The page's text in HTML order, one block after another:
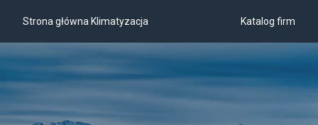
Strona główna Klimatyzacja Katalog firm